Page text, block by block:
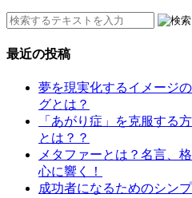
最近の投稿
夢を現実化するイメージ
グとは？
「あがり症」を克服する
とは？？
メタファーとは？名言、
心に響く！
成功者になるためのシン